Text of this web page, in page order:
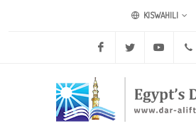
KISWAHILI
Facebook Twitter